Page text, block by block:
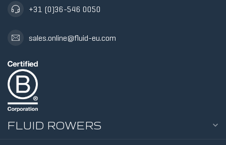
+31 (0)36-546 0050
sales.online@fluid-eu.com
FLUID ROWERS